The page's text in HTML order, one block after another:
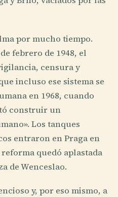
por mucho tiempo.
febrero de 1948, el
censura y
incluso ese sistema se
en 1968, cuando
construir un
Los tanques
entraron en Praga en
quedó aplastada
de Wenceslao.
y, por eso mismo, a